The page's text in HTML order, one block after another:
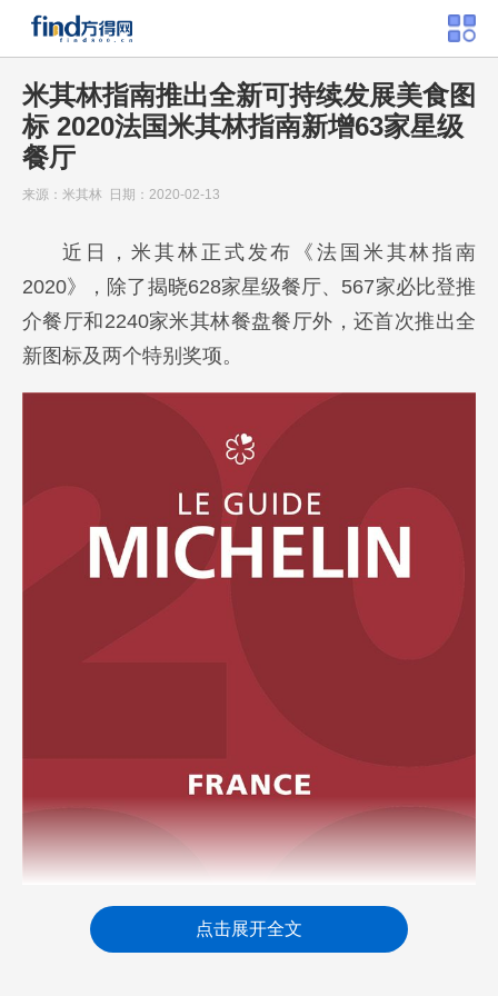
米其林指南推出全新可持续发展美食图
标 2020法国米其林指南新增63家星级
餐厅
来源：米其林 日期：2020-02-13
近日，米其林正式发布《法国米其林指南
2020》，除了揭晓628家星级餐厅、567家必比登推
介餐厅和2240家米其林餐盘餐厅外，还首次推出全
新图标及两个特别奖项。
点击展开全文